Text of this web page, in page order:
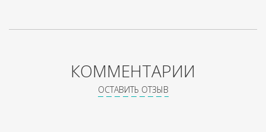
КОММЕНТАРИИ
ОСТАВИТЬ ОТЗЫВ